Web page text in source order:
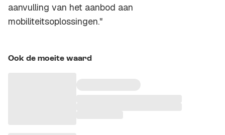
aanvulling van het aanbod aan
mobiliteitsoplossingen."
Ook de moeite waard